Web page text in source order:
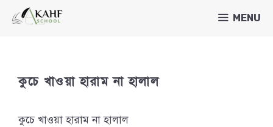
MENU
কুচে খাওয়া হারাম না হালাল
কুচে খাওয়া হারাম না হালাল